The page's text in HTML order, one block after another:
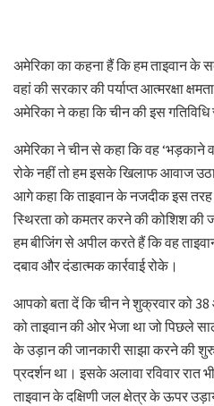
अमेरिका का कहना हैं कि हम ताइवान के
वहां की सरकार की पर्याप्त आत्मरक्षा
अमेरिका ने कहा कि चीन की इस
अमेरिका ने चीन से कहा कि वह ‘भड़काने
रोके नहीं तो हम इसके खिलाफ आवाज
आगे कहा कि ताइवान के नजदीक इस तरह
स्थिरता को कमतर करने की कोशिश की
हम बीजिंग से अपील करते हैं कि वह
दबाव और दंडात्मक कार्रवाई रोके।
आपको बता दें कि चीन ने शुक्रवार को 38
को ताइवान की ओर भेजा था जो पिछले
के उड़ान की जानकारी साझा करने की
प्रदर्शन था। इसके अलावा रविवार रात
ताइवान के दक्षिणी जल क्षेत्र के ऊपर